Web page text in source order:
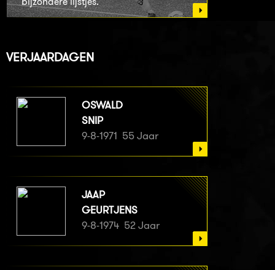
VERJAARDAGEN
OSWALD
SNIP
9-8-1971 55 Jaar
JAAP
GEURTJENS
9-8-1974 52 Jaar